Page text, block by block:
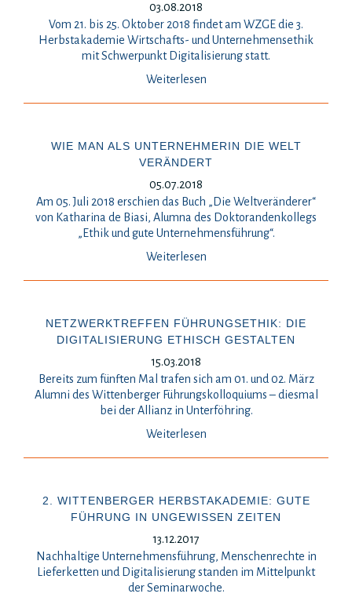
03.08.2018
Vom 21. bis 25. Oktober 2018 findet am WZGE die 3.
Herbstakademie Wirtschafts- und Unternehmensethik
mit Schwerpunkt Digitalisierung statt.
Weiterlesen
WIE MAN ALS UNTERNEHMERIN DIE WELT
VERÄNDERT
05.07.2018
Am 05. Juli 2018 erschien das Buch „Die Weltveränderer“
von Katharina de Biasi, Alumna des Doktorandenkollegs
„Ethik und gute Unternehmensführung“.
Weiterlesen
NETZWERKTREFFEN FÜHRUNGSETHIK: DIE
DIGITALISIERUNG ETHISCH GESTALTEN
15.03.2018
Bereits zum fünften Mal trafen sich am 01. und 02. März
Alumni des Wittenberger Führungskolloquiums – diesmal
bei der Allianz in Unterföhring.
Weiterlesen
2. WITTENBERGER HERBSTAKADEMIE: GUTE
FÜHRUNG IN UNGEWISSEN ZEITEN
13.12.2017
Nachhaltige Unternehmensführung, Menschenrechte in
Lieferketten und Digitalisierung standen im Mittelpunkt
der Seminarwoche.